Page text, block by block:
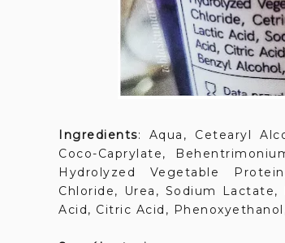
Ingredients: Aqua, Cetearyl
Coco-Caprylate,
Hydrolyzed Vegetable
Chloride, Urea, Sodium
Acid, Citric Acid,